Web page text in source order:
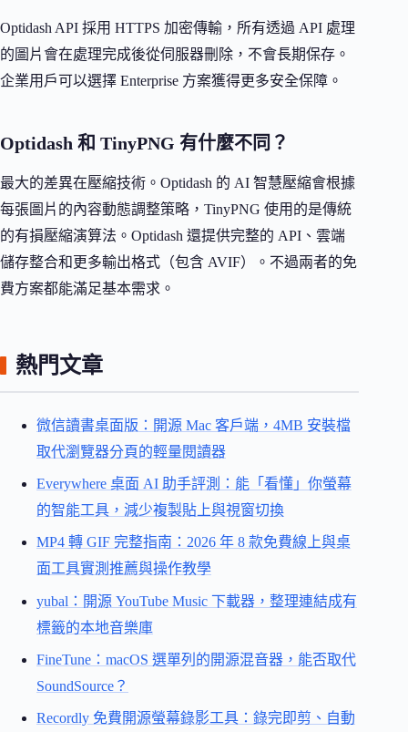
Optidash API 採用 HTTPS 加密傳輸，所有透過 API 處理
的圖片會在處理完成後從伺服器刪除，不會長期保存。
企業用戶可以選擇 Enterprise 方案獲得更多安全保障。
Optidash 和 TinyPNG 有什麼不同？
最大的差異在壓縮技術。Optidash 的 AI 智慧壓縮會根據
每張圖片的內容動態調整策略，TinyPNG 使用的是傳統
的有損壓縮演算法。Optidash 還提供完整的 API、雲端
儲存整合和更多輸出格式（包含 AVIF）。不過兩者的免
費方案都能滿足基本需求。
熱門文章
微信讀書桌面版：開源 Mac 客戶端，4MB 安裝檔
取代瀏覽器分頁的輕量閱讀器
Everywhere 桌面 AI 助手評測：能「看懂」你螢幕
的智能工具，減少複製貼上與視窗切換
MP4 轉 GIF 完整指南：2026 年 8 款免費線上與桌
面工具實測推薦與操作教學
yubal：開源 YouTube Music 下載器，整理連結成有
標籤的本地音樂庫
FineTune：macOS 選單列的開源混音器，能否取代
SoundSource？
Recordly 免費開源螢幕錄影工具：錄完即剪、自動